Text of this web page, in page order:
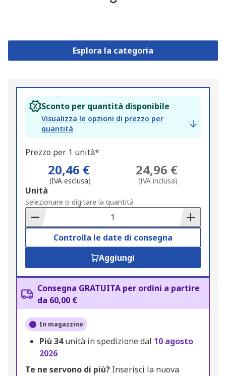
Esplora la categoria
Sconto per quantità disponibile
Visualizza le opzioni di prezzo per
quantità
Prezzo per 1 unità*
20,46 €
(IVA esclusa)
24,96 €
(IVA inclusa)
Add
to
Basket
Unità
Selezionare o digitare la quantità
Controlla le date di consegna
Aggiungi
Consegna GRATUITA per ordini a partire
da 60,00 €
In magazzino
Più 34unità in spedizione dal 10 agosto
2026
Te ne servono di più? Inserisci la nuova